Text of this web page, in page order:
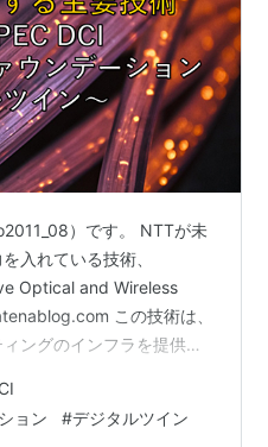
）です。 NTTが未
入れている技術、
Optical and Wireless
この技術は、
ングのインフラを提供
では、IOWN（アイオン
に関連する主要技術な
ョン #デジタルツイン